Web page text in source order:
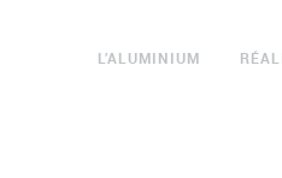
L’ALUMINIUM